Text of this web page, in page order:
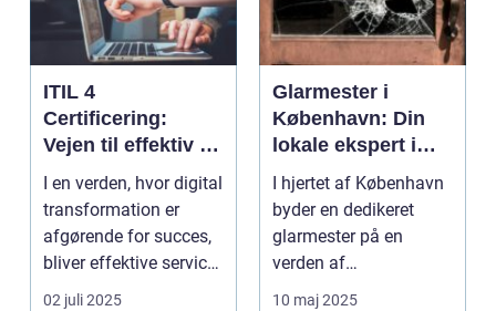
ITIL 4
Certificering:
Vejen til effektiv IT-
service
management
I en verden, hvor digital
transformation er
afgørende for succes,
bliver effektive service
ma...
02 juli 2025
Glarmester i
København: Din
lokale ekspert i
glasløsninger
I hjertet af København
byder en dedikeret
glarmester på en
verden af
glasløsning...
10 maj 2025